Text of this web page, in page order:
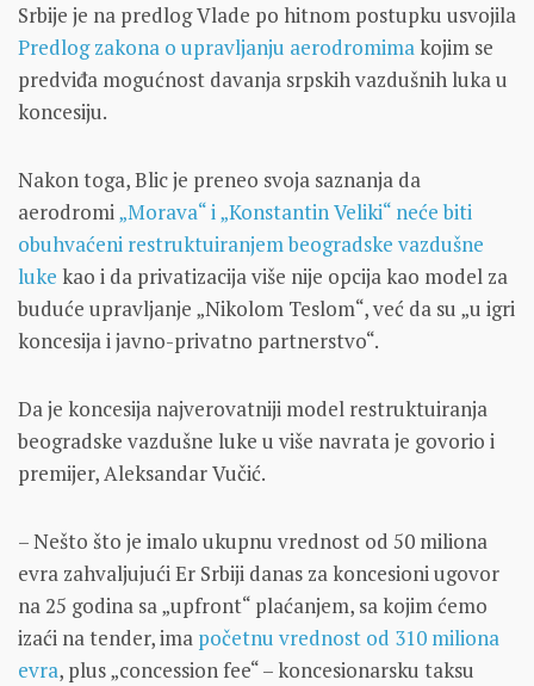
Srbije je na predlog Vlade po hitnom postupku usvojila
Predlog zakona o upravljanju aerodromimakojim se
predviđa mogućnost davanja srpskih vazdušnih luka u
koncesiju.
Nakon toga, Blic je preneo svoja saznanja da
aerodromi„Morava“ i „Konstantin Veliki“ neće biti
obuhvaćeni restruktuiranjem beogradske vazdušne
luke kao i da privatizacija više nije opcija kao model za
buduće upravljanje „Nikolom Teslom“, već da su „u igri
koncesija i javno-privatno partnerstvo“.
Da je koncesija najverovatniji model restruktuiranja
beogradske vazdušne luke u više navrata je govorio i
premijer, Aleksandar Vučić.
– Nešto što je imalo ukupnu vrednost od 50 miliona
evra zahvaljujući Er Srbiji danas za koncesioni ugovor
na 25 godina sa „upfront“ plaćanjem, sa kojim ćemo
izaći na tender, ima početnu vrednost od 310 miliona
evra, plus „concession fee“ – koncesionarsku taksu